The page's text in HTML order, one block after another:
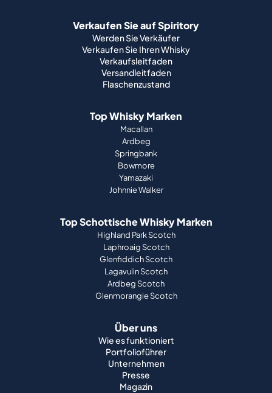
Verkaufen Sie auf Spiritory
Werden Sie Verkäufer
Verkaufen Sie Ihren Whisky
Verkaufsleitfaden
Versandleitfaden
Flaschenzustand
Top Whisky Marken
Macallan
Ardbeg
Springbank
Bowmore
Yamazaki
Johnnie Walker
Top Schottische Whisky Marken
Highland Park Scotch
Laphroaig Scotch
Glenfiddich Scotch
Lagavulin Scotch
Ardbeg Scotch
Glenmorangie Scotch
Über uns
Wie es funktioniert
Portfolioführer
Unternehmen
Presse
Magazin